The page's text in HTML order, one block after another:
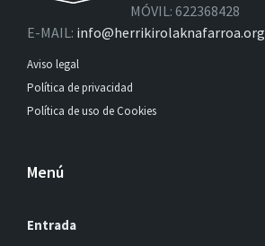
MÓVIL: 622368428
E-MAIL: info@herrikirolaknafarroa.org
Aviso legal
Política de privacidad
Política de uso de Cookies
Menú
Entrada